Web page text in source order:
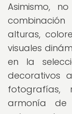
Asimismo,
alturas,
visuales
en la
decorativos
armonía